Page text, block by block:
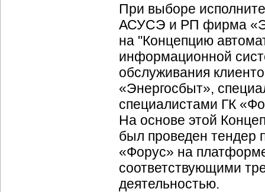
При выборе
АСУСЭ и РП фирма
на "Концепцию
информационной
обслуживания
«Энергосбыт»,
специалистами ГК
На основе этой
был проведен тендер
«Форус» на
соответствующими
деятельностью.